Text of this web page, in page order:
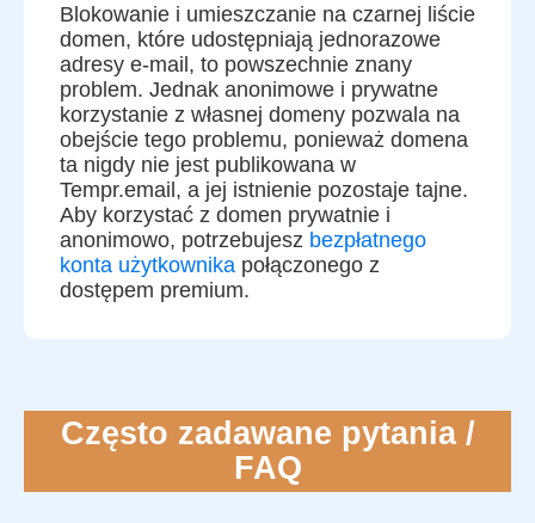
Blokowanie i umieszczanie na czarnej liście
domen, które udostępniają jednorazowe
adresy e-mail, to powszechnie znany
problem. Jednak anonimowe i prywatne
korzystanie z własnej domeny pozwala na
obejście tego problemu, ponieważ domena
ta nigdy nie jest publikowana w
Tempr.email, a jej istnienie pozostaje tajne.
Aby korzystać z domen prywatnie i
anonimowo, potrzebujesz bezpłatnego
konta użytkownika połączonego z
dostępem premium.
Często zadawane pytania /
FAQ